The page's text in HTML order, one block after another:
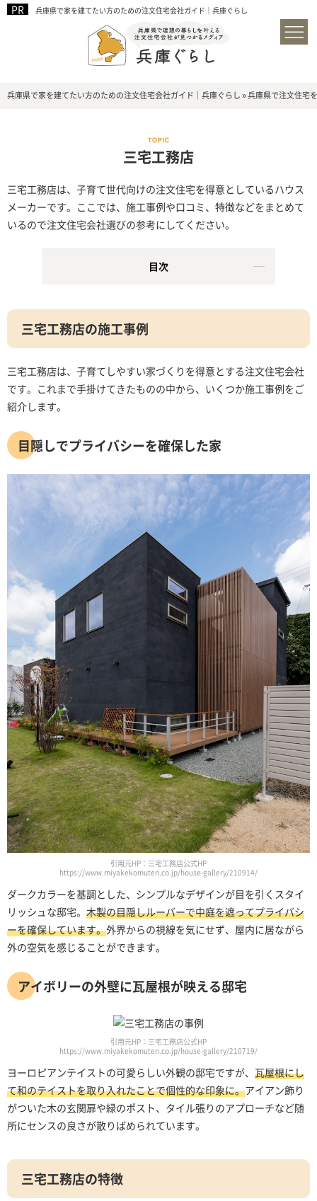
兵庫県で家を建てたい方のための注文住宅会社ガイド｜兵庫ぐらし
兵庫県で家を建てたい方のための注文住宅会社ガイド｜兵庫ぐらし»兵庫県で注文住宅
三宅工務店
三宅工務店は、子育て世代向けの注文住宅を得意としているハウス
メーカーです。ここでは、施工事例や口コミ、特徴などをまとめて
いるので注文住宅会社選びの参考にしてください。
目次
三宅工務店の施工事例
三宅工務店は、子育てしやすい家づくりを得意とする注文住宅会社
です。これまで手掛けてきたものの中から、いくつか施工事例をご
紹介します。
目隠しでプライバシーを確保した家
引用元HP：三宅工務店公式HP
https://www.miyakekomuten.co.jp/house-gallery/210914/
ダークカラーを基調とした、シンプルなデザインが目を引くスタイ
リッシュな邸宅。 木製の目隠しルーバーで中庭を遮ってプライバシ
ーを確保しています。外界からの視線を気にせず、屋内に居ながら
外の空気を感じることができます。
アイボリーの外壁に瓦屋根が映える邸宅
引用元HP：三宅工務店公式HP
https://www.miyakekomuten.co.jp/house-gallery/210719/
ヨーロピアンテイストの可愛らしい外観の邸宅ですが、 瓦屋根にし
て和のテイストを取り入れたことで個性的な印象に。アイアン飾り
がついた木の玄関扉や緑のポスト、タイル張りのアプローチなど随
所にセンスの良さが散りばめられています。
三宅工務店の特徴